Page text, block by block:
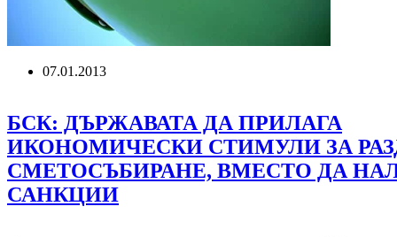
07.01.2013
БСК: ДЪРЖАВАТА ДА ПРИЛАГА
ИКОНОМИЧЕСКИ СТИМУЛИ ЗА
СМЕТОСЪБИРАНЕ, ВМЕСТО ДА
САНКЦИИ